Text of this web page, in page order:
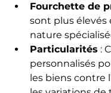
Fourchette de
sont plus élevés
nature
Particularités :
personnalisés
les biens contre